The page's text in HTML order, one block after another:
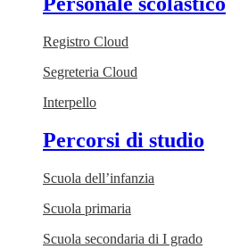
Registro Cloud
Segreteria Cloud
Interpello
Percorsi di studio
Scuola dell’infanzia
Scuola primaria
Scuola secondaria di I grado